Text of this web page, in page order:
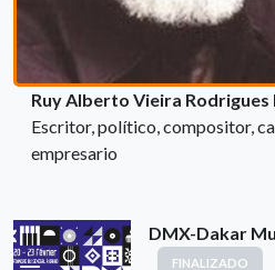
Ruy Alberto Vieira Rodrigues
Escritor, político, compositor,
empresario
DMX-Dakar
FINALIZADO